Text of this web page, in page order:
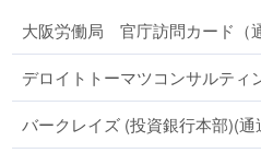
大阪労働局 官庁訪問カード（
デロイトトーマツコンサルティ
バークレイズ (投資銀行本部)(通